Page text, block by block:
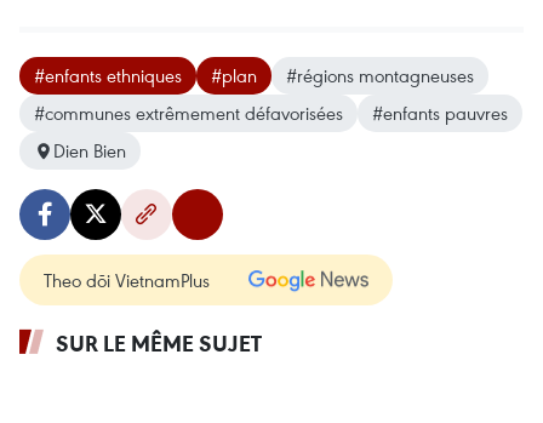
#enfants ethniques #plan
#régions montagneuses
#communes extrêmement défavorisées
#enfants pauvres
Dien Bien
Theo dõi VietnamPlus
SUR LE MÊME SUJET